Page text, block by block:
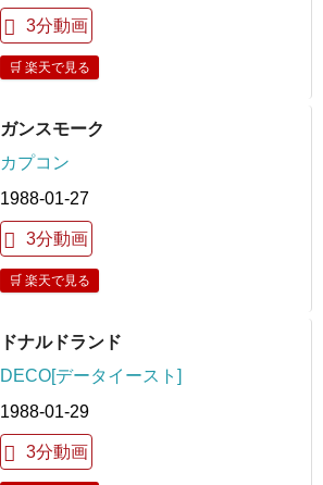
3分動画
🛒 楽天で見る
ガンスモーク
カプコン
1988-01-27
3分動画
🛒 楽天で見る
ドナルドランド
DECO[データイースト]
1988-01-29
3分動画